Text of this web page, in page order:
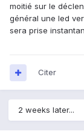
moitié sur le
général une led
sera prise
Citer
2 weeks later...